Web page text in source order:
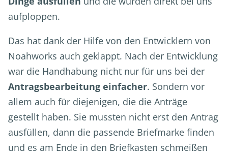
aufploppen.
Das hat dank der Hilfe von den Entwicklern von
Noahworks auch geklappt. Nach der Entwicklung
war die Handhabung nicht nur für uns bei der
Antragsbearbeitung einfacher. Sondern vor
allem auch für diejenigen, die die Anträge
gestellt haben. Sie mussten nicht erst den Antrag
ausfüllen, dann die passende Briefmarke finden
und es am Ende in den Briefkasten schmeißen